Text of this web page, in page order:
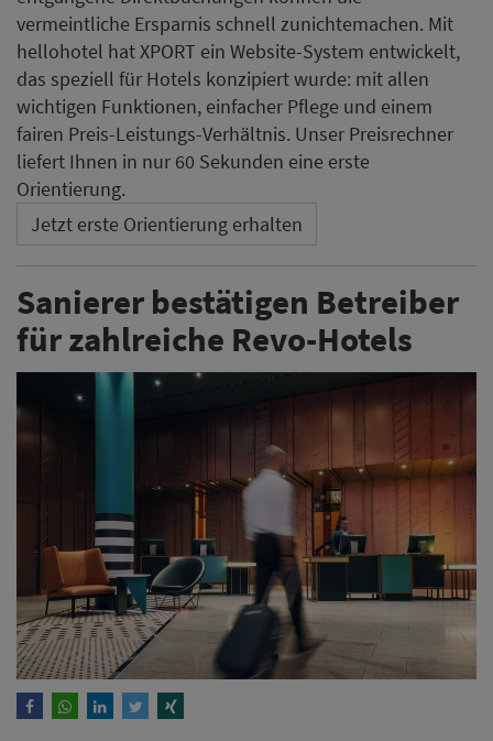
vermeintliche Ersparnis schnell zunichtemachen. Mit
hellohotel hat XPORT ein Website-System entwickelt,
das speziell für Hotels konzipiert wurde: mit allen
wichtigen Funktionen, einfacher Pflege und einem
fairen Preis-Leistungs-Verhältnis. Unser Preisrechner
liefert Ihnen in nur 60 Sekunden eine erste
Orientierung.
Jetzt erste Orientierung erhalten
Sanierer bestätigen Betreiber
für zahlreiche Revo-Hotels